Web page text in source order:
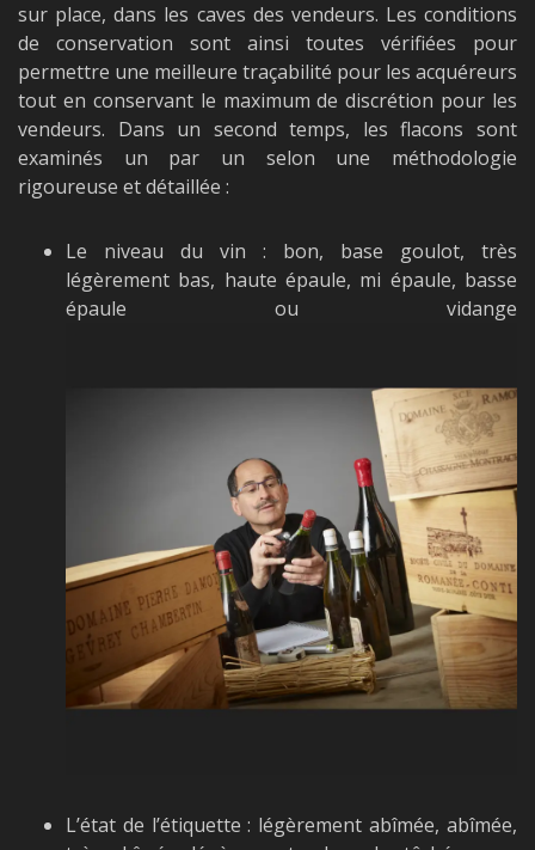
sur place, dans les caves des vendeurs. Les conditions
de conservation sont ainsi toutes vérifiées pour
permettre une meilleure traçabilité pour les acquéreurs
tout en conservant le maximum de discrétion pour les
vendeurs. Dans un second temps, les flacons sont
examinés un par un selon une méthodologie
rigoureuse et détaillée :
Le niveau du vin : bon, base goulot, très
légèrement bas, haute épaule, mi épaule, basse
épaule ou vidange
L’état de l’étiquette : légèrement abîmée, abîmée,